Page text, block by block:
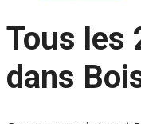
Tous les
dans